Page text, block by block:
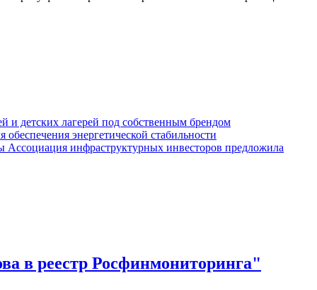
и детских лагерей под собственным брендом
энергетической стабильности
Ассоциация инфраструктурных инвесторов предложила
в реестр Росфинмониторинга"